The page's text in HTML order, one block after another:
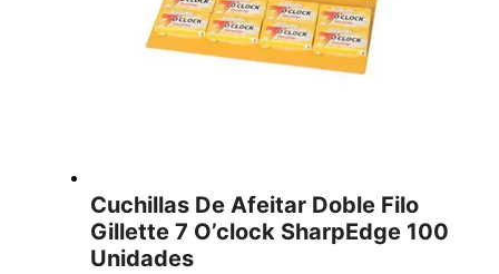
Cuchillas De Afeitar Doble Filo
Gillette 7 O’clock SharpEdge 100
Unidades